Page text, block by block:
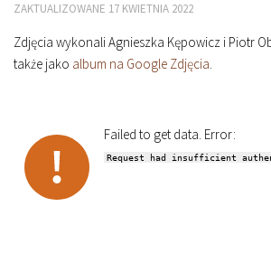
ZAKTUALIZOWANE 17 KWIETNIA 2022
Zdjęcia wykonali Agnieszka Kępowicz i Piotr
także jako album na Google Zdjęcia.
Failed to get data. Error:
Request had insufficient